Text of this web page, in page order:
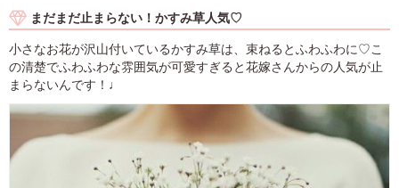
まだまだ止まらない！かすみ草人気♡
小さなお花が沢山付いているかすみ草は、束ねるとふわふわに♡こ
の清楚でふわふわな雰囲気が可愛すぎると花嫁さんからの人気が止
まらないんです！♩